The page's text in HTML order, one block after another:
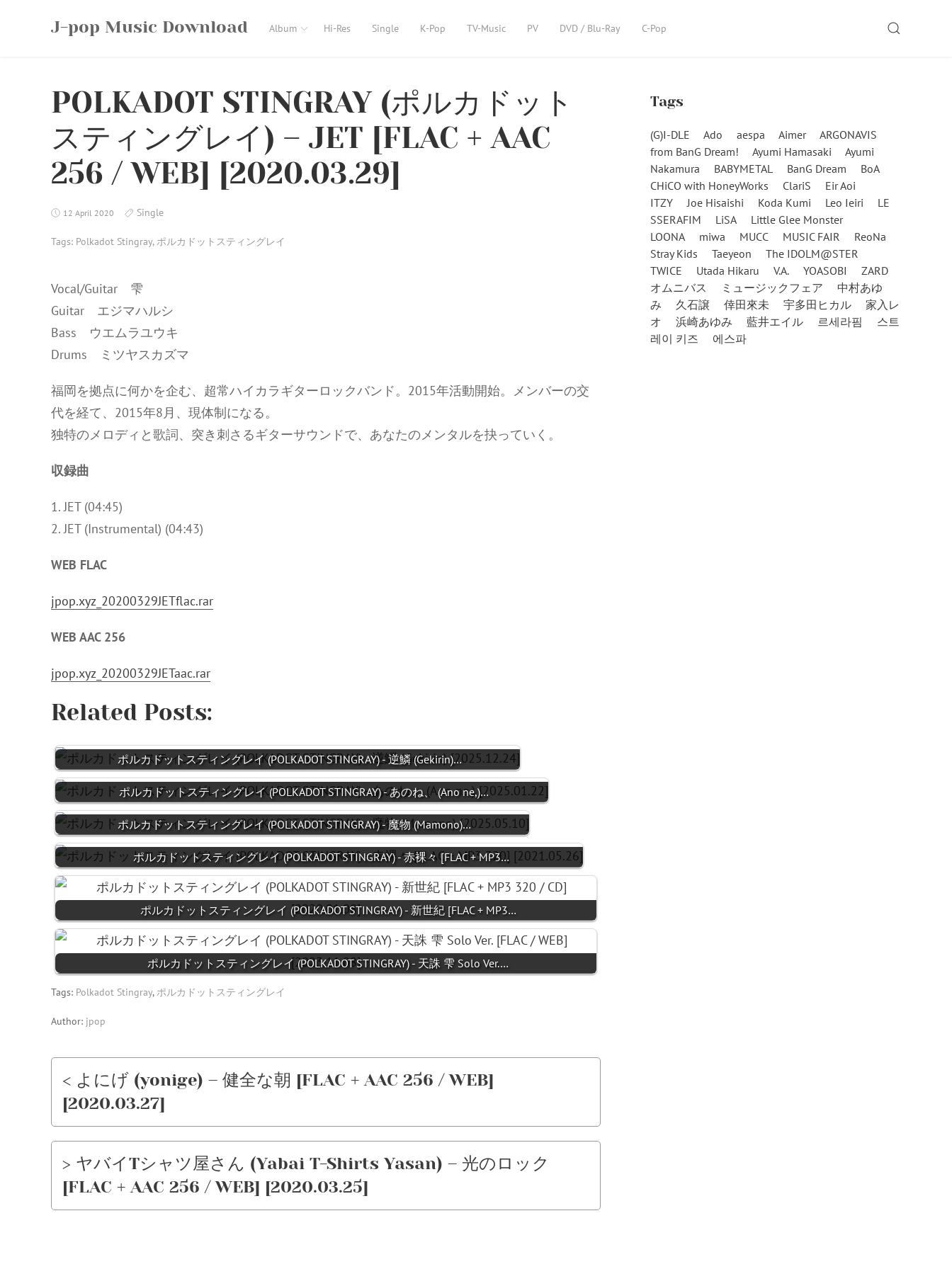
J-pop Music Download Album Hi-Res Single K-Pop TV-Music PV DVD / Blu-Ray C-Pop SEARCH
POLKADOT STINGRAY (ポルカドット
スティングレイ) – JET [FLAC + AAC
256 / WEB] [2020.03.29]
12 April 2020 Single
Tags: Polkadot Stingray, ポルカドットスティングレイ
Vocal/Guitar 雫
Guitar エジマハルシ
Bass ウエムラユウキ
Drums ミツヤスカズマ
福岡を拠点に何かを企む、超常ハイカラギターロックバンド。2015年活動開始。メンバーの交
代を経て、2015年8月、現体制になる。
独特のメロディと歌詞、突き刺さるギターサウンドで、あなたのメンタルを抉っていく。
収録曲
1. JET (04:45)
2. JET (Instrumental) (04:43)
WEB FLAC
jpop.xyz_20200329JETflac.rar
WEB AAC 256
jpop.xyz_20200329JETaac.rar
Related Posts:
ポルカドットスティングレイ (POLKADOT STINGRAY) - 逆鱗 (Gekirin)…
ポルカドットスティングレイ (POLKADOT STINGRAY) - あのね、 (Ano ne,)…
ポルカドットスティングレイ (POLKADOT STINGRAY) - 魔物 (Mamono)…
ポルカドットスティングレイ (POLKADOT STINGRAY) - 赤裸々 [FLAC + MP3…
ポルカドットスティングレイ (POLKADOT STINGRAY) - 新世紀 [FLAC + MP3…
ポルカドットスティングレイ (POLKADOT STINGRAY) - 天誅 雫 Solo Ver.…
Tags: Polkadot Stingray, ポルカドットスティングレイ
Author: jpop
< よにげ (yonige) – 健全な朝 [FLAC + AAC 256 / WEB]
[2020.03.27]
> ヤバイTシャツ屋さん (Yabai T-Shirts Yasan) – 光のロック
[FLAC + AAC 256 / WEB] [2020.03.25]
Tags
(G)I-DLE Ado aespa Aimer
ARGONAVIS
from BanG Dream!
Ayumi Hamasaki
Ayumi
Nakamura
BABYMETAL BanG Dream
BoA
CHiCO with HoneyWorks
ClariS
Eir Aoi
ITZY
Joe Hisaishi Koda Kumi Leo Ieiri
LE
SSERAFIM
LiSA
Little Glee Monster
LOONA
miwa MUCC MUSIC FAIR
ReoNa
Stray Kids
Taeyeon
The IDOLM@STER
TWICE
Utada Hikaru V.A. YOASOBI
ZARD
オムニバス
ミュージックフェア
中村あゆ
み
久石譲 倖田來未 宇多田ヒカル
家入レ
オ
浜崎あゆみ 藍井エイル 르세라핌
스트
레이 키즈
에스파